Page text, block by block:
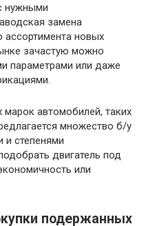
нужными
замена
ассортимента новых
зачастую можно
параметрами или даже
марок автомобилей, таких
множество б/у
и степенями
двигатель под
или
подержанных